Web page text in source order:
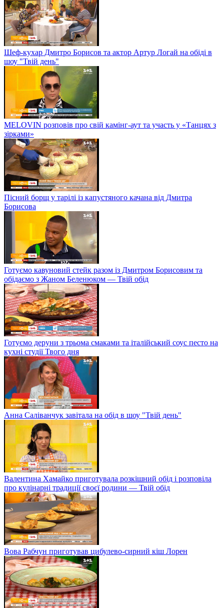
Шеф-кухар Дмитро Борисов та актор Артур Логай на обіді в
шоу "Твій день"
MELOVIN розповів про свій камінг-аут та участь у «Танцях з
зірками»
Пісний борщ у тарілі із капустяного качана від Дмитра
Борисова
Готуємо кавуновий стейк разом із Дмитром Борисовим та
обідаємо з Жаном Беленюком — Твій обід
Готуємо деруни з трьома смаками та італійський соус песто на
кухні студії Твого дня
Анна Саліванчук завітала на обід в шоу "Твій день"
Валентина Хамайко приготувала розкішний обід і розповіла
про кулінарні традиції своєї родини — Твій обід
Вова Рабчун приготував цибулево-сирний кіш Лорен